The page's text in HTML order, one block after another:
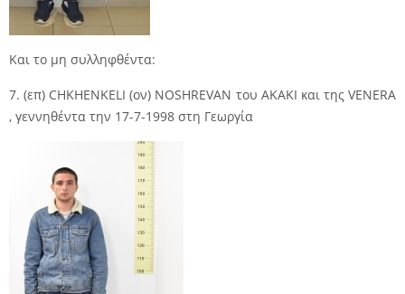
Και το μη συλληφθέντα:
7. (επ) CHKHENKELI (ον) NOSHREVAN του AKAKI και της VENERA
, γεννηθέντα την 17-7-1998 στη Γεωργία